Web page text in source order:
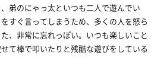
弟のにゃっ太といつも二人で遊んでい
すぐ言ってしまうため、多くの人を怒ら
、非常に忘れっぽい。いつも楽しいこと
て棒で叩いたりと残酷な遊びをしている